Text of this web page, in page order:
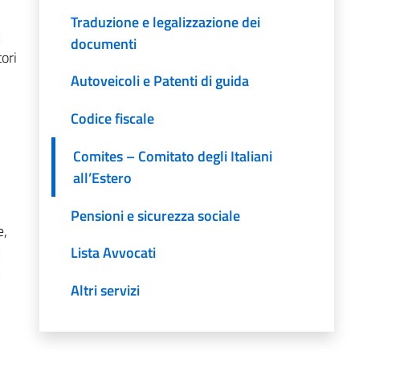
Traduzione e legalizzazione dei
documenti
Autoveicoli e Patenti di guida
Codice fiscale
Comites – Comitato degli Italiani
all’Estero
Pensioni e sicurezza sociale
Lista Avvocati
Altri servizi